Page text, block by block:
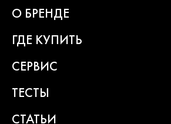
превращают любой рабочий процесс в
О БРЕНДЕ
ГДЕ КУПИТЬ
СЕРВИС
ТЕСТЫ
СТАТЬИ